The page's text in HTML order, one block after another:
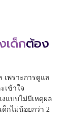
เด็กต้อง
เพราะการดูแล
เข้าใจ
แบบไม่มีเหตุผล
กไม่น้อยกว่า 2